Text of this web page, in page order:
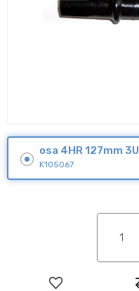
osa 4HR 127mm 3U
K105067